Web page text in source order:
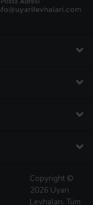
Copyright ©
2026 Uyarı
Levhaları. Tüm